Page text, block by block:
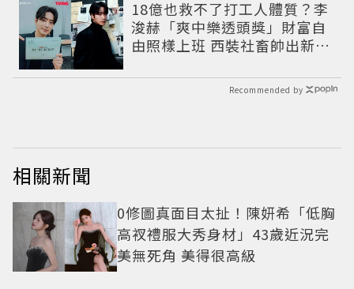
18億也救不了打工人體質？李
浚赫「爽中樂透頭獎」財富自
由照樣上班 西裝社畜帥出新高
Recommended by
相關新聞
0修圖真面目太扯！陳妍希「低胸
高衩禮服大秀身材」43歲近況完
美無死角 美得很高級